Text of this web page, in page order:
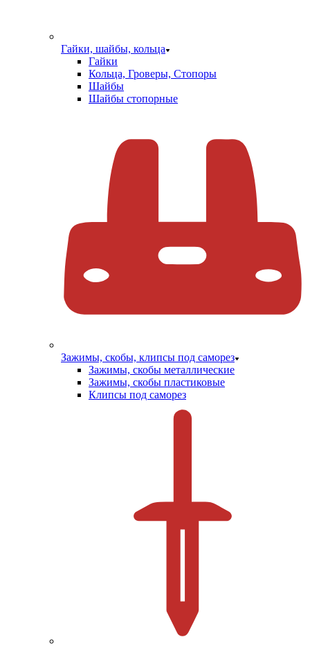
Гайки, шайбы, кольца
Гайки
Кольца, Гроверы, Стопоры
Шайбы
Шайбы стопорные
Зажимы, скобы, клипсы под саморез
Зажимы, скобы металлические
Зажимы, скобы пластиковые
Клипсы под саморез